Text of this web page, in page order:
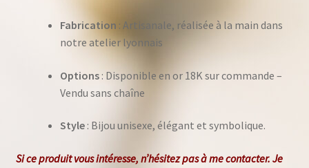
Fabrication : Artisanale, réalisée à la main dans
notre atelier lyonnais
Options: Disponible en or 18K sur commande –
Vendu sans chaîne
Style: Bijou unisexe, élégant et symbolique.
Si ce produit vous intéresse, n’hésitez pas à mecontacter. Je